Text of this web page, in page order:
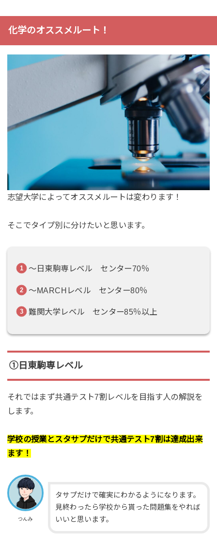
化学のオススメルート！
志望大学によってオススメルートは変わります！
そこでタイプ別に分けたいと思います。
～日東駒専レベル センター70％
～MARCHレベル センター80％
難関大学レベル センター85％以上
①日東駒専レベル
それではまず共通テスト7割レベルを目指す人の解説を
します。
学校の授業とスタサプだけで共通テスト7割は達成出来
ます！
つんみ
タサプだけで確実にわかるようになります。
見終わったら学校から貰った問題集をやれば
いいと思います。